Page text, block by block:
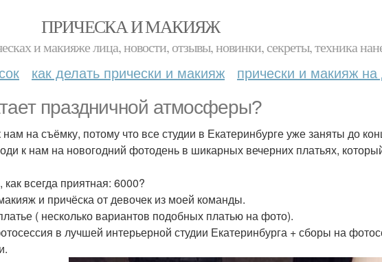
ПРИЧЕСКА И МАКИЯЖ
и макияже лица, новости, отзывы, новинки, секреты, техника
как делать прически и макияж прически и макияж
праздничной атмосферы?
нам на съёмку, потому что все студии в Екатеринбурге уже заняты до
к нам на новогодний фотодень в шикарных вечерних платьях,
всегда приятная: 6000?
и причёска от девочек из моей команды.
( несколько вариантов подобных платью на фото).
в лучшей интерьерной студии Екатеринбурга + сборы на